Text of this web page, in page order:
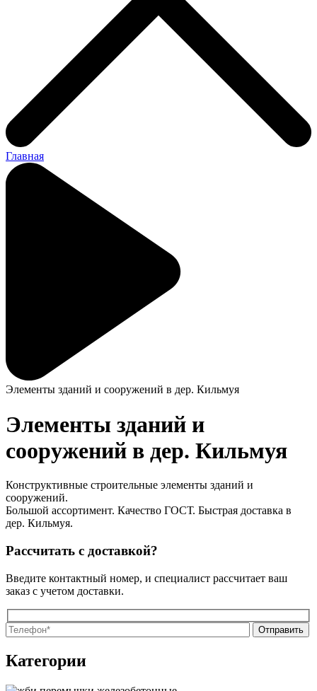
Главная
Элементы зданий и сооружений в дер. Кильмуя
Элементы зданий и
сооружений в дер. Кильмуя
Конструктивные строительные элементы зданий и
сооружений.
Большой ассортимент. Качество ГОСТ. Быстрая доставка в
дер. Кильмуя.
Рассчитать с доставкой?
Введите контактный номер, и специалист рассчитает ваш
заказ с учетом доставки.
Категории